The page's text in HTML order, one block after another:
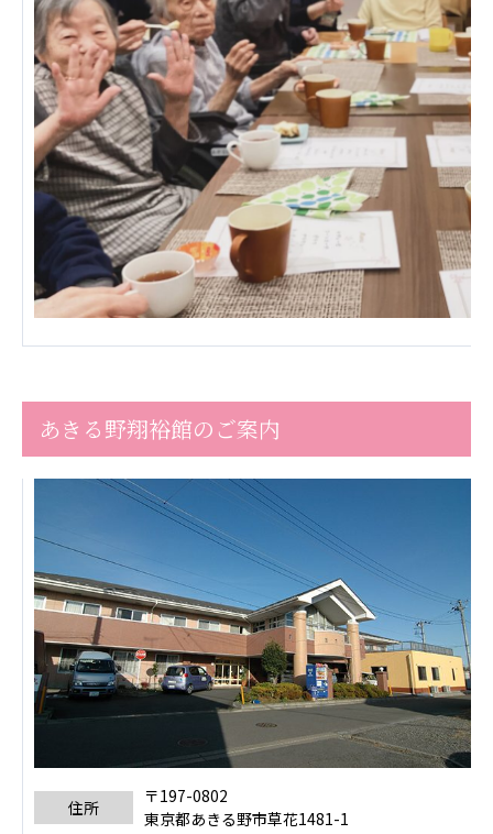
広州谷豊園
あきる野翔裕館のご案内
住所
〒197-0802
東京都あきる野市草花1481-1